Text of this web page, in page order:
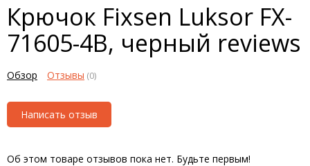
Крючок Fixsen Luksor FX-
71605-4B, черный reviews
Обзор Отзывы (0)
Написать отзыв
Об этом товаре отзывов пока нет. Будьте первым!